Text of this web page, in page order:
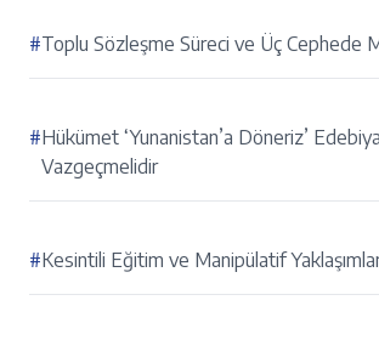
#Toplu Sözleşme Süreci ve Üç Cephede
#Hükümet ‘Yunanistan’a Döneriz’
Vazgeçmelidir
#Kesintili Eğitim ve Manipülatif